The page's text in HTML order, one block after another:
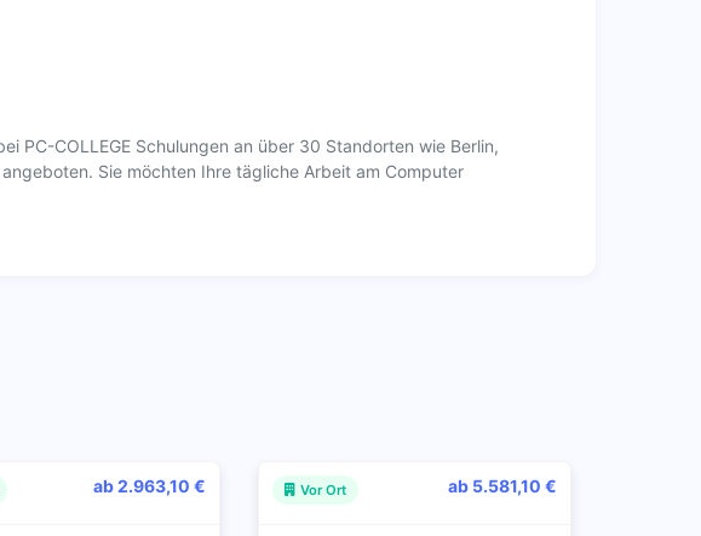
PC-COLLEGE Schulungen an über 30 Standorten wie Berlin,
Sie möchten Ihre tägliche Arbeit am Computer
ab 2.963,10 € Vor Ort ab 5.581,10 €